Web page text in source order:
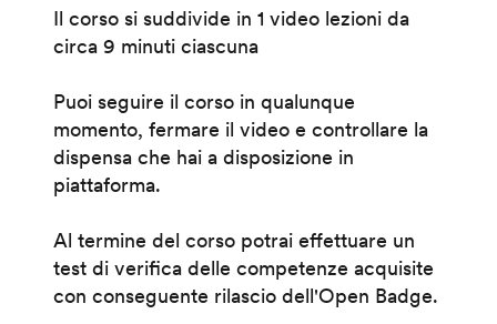
Il corso si suddivide in 1 video lezioni da
circa 9 minuti ciascuna
Puoi seguire il corso in qualunque
momento, fermare il video e controllare la
dispensa che hai a disposizione in
piattaforma.
Al termine del corso potrai effettuare un
test di verifica delle competenze acquisite
con conseguente rilascio dell'Open Badge.